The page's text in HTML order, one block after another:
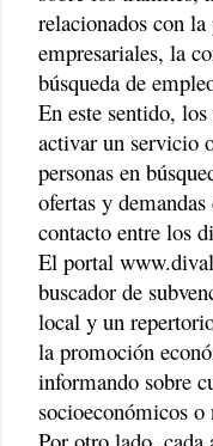
relacionados con
empresariales, la
búsqueda de
En este sentido,
activar un servicio
personas en
ofertas y
contacto entre los
El portal
buscador de
local y un
la promoción
informando sobre
socioeconómicos o